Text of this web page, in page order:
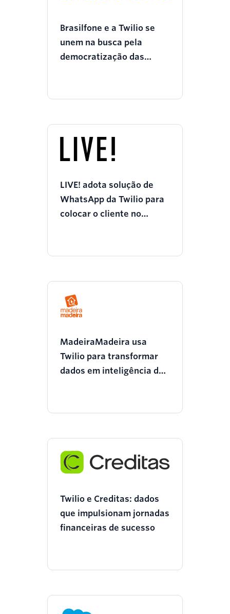
Brasilfone e a Twilio se
unem na busca pela
democratização das
LIVE! adota solução de
WhatsApp da Twilio para
colocar o cliente no
MadeiraMadeira usa
Twilio para transformar
dados em inteligência de
Twilio e Creditas: dados
que impulsionam jornadas
financeiras de sucesso